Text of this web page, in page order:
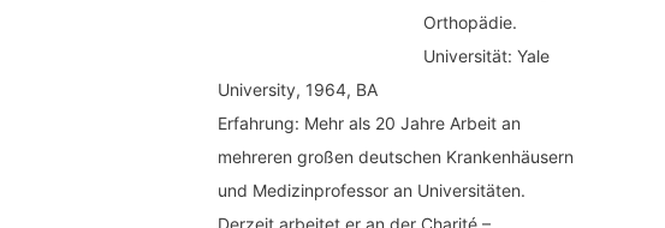
Orthopädie.
Universität: Yale
University, 1964, BA
Erfahrung: Mehr als 20 Jahre Arbeit an
mehreren großen deutschen Krankenhäusern
und Medizinprofessor an Universitäten.
Derzeit arbeitet er an der Charité –